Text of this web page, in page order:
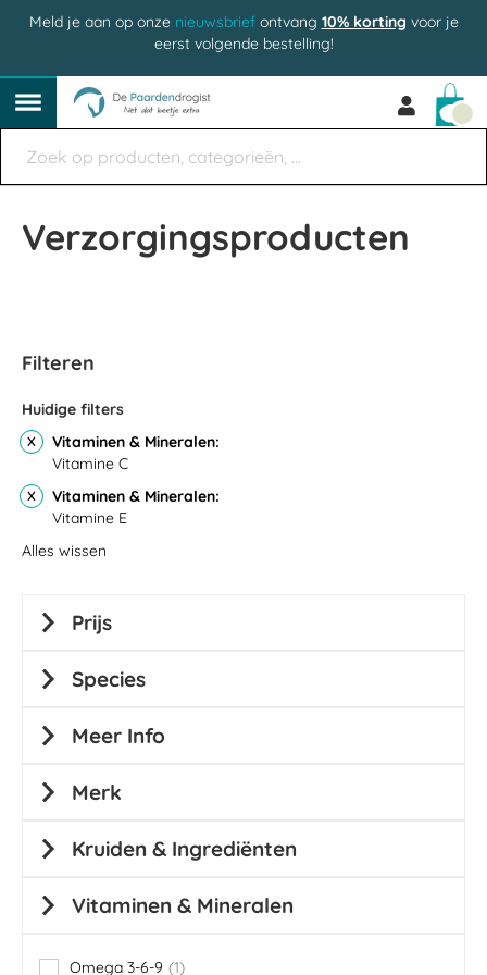
Meld je aan op onze nieuwsbriefontvang 10% korting voor je
eerst volgende bestelling!
Verzorgingsproducten
Filteren
Huidige filters
Vitaminen & Mineralen
Vitamine C
Vitaminen & Mineralen
Vitamine E
Alles wissen
Prijs
Species
Meer Info
Merk
Kruiden & Ingrediënten
Vitaminen & Mineralen
Omega 3-6-9 1